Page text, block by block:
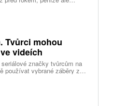
Celý řetězec
náklady.
Tvůrci mohou
videích
značky tvůrcům na
používat vybrané záběry z
platformě Disney Verts.